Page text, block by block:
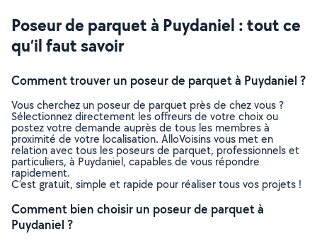
Poseur de parquet à Puydaniel : tout ce
qu’il faut savoir
Comment trouver un poseur de parquet à Puydaniel ?
Vous cherchez un poseur de parquet près de chez vous ?
Sélectionnez directement les offreurs de votre choix ou
postez votre demande auprès de tous les membres à
proximité de votre localisation. AlloVoisins vous met en
relation avec tous les poseurs de parquet, professionnels et
particuliers, à Puydaniel, capables de vous répondre
rapidement.
C’est gratuit, simple et rapide pour réaliser tous vos projets !
Comment bien choisir un poseur de parquet à
Puydaniel ?